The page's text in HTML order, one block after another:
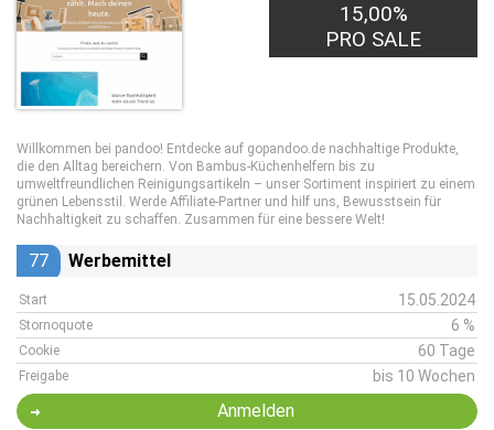
15,00%
PRO SALE
Willkommen bei pandoo! Entdecke auf gopandoo.de nachhaltige Produkte,
die den Alltag bereichern. Von Bambus-Küchenhelfern bis zu
umweltfreundlichen Reinigungsartikeln – unser Sortiment inspiriert zu einem
grünen Lebensstil. Werde Affiliate-Partner und hilf uns, Bewusstsein für
Nachhaltigkeit zu schaffen. Zusammen für eine bessere Welt!
77 Werbemittel
Start 15.05.2024
Stornoquote 6 %
Cookie 60 Tage
Freigabe bis 10 Wochen
Anmelden